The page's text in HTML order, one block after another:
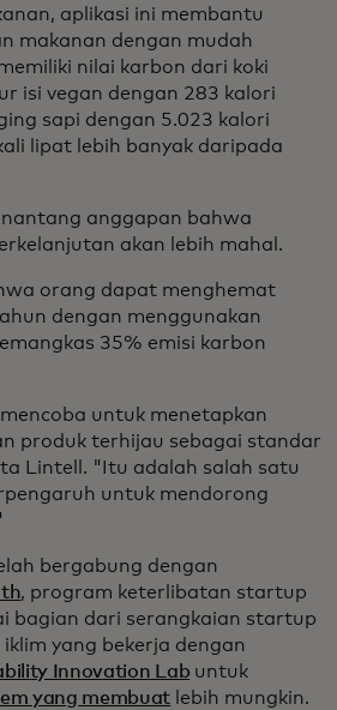
aplikasi ini membantu
makanan dengan mudah
nilai karbon dari koki
isi vegan dengan 283 kalori
sapi dengan 5.023 kalori
lipat lebih banyak daripada
anggapan bahwa
akan lebih mahal.
orang dapat menghemat
dengan menggunakan
35% emisi karbon
untuk menetapkan
produk terhijau sebagai standar
Lintell. "Itu adalah salah satu
untuk mendorong
bergabung dengan
, program keterlibatan startup
bagian dari serangkaian startup
yang bekerja dengan
Innovation Lab untuk
yang membuat lebih mungkin.